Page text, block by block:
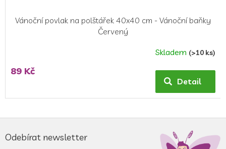
Vánoční povlak na polštářek 40x40 cm - Vánoční baňky
Červený
Skladem (>10 ks)
89 Kč
Detail
áOdebírat newsletter